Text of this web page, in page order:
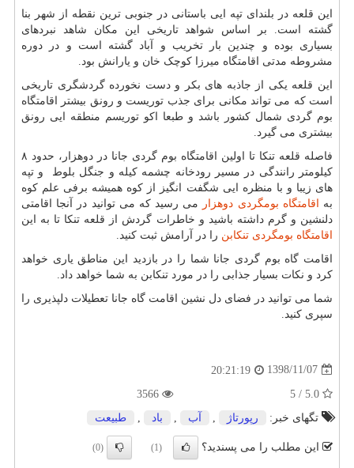
این قلعه در بلندای تپه ایی باستانی در جنوبی ترین نقطه از شهر بنا
گشته است. بر اساس شواهد تاریخی این مکان شاهد نبردهای
بسیاری بوده و چندین بار تخریب و آباد گشته است و در دوره
مشروطه مدتی اقامتگاه میرزا کوچک خان و یارانش بود.
این قلعه یکی از جاذبه های بکر و دست نخورده گردشگری تاریخی
است که می تواند مکانی برای جذب توریست و رونق بیشتر اقامتگاه
بوم گردی شمال کشور باشد و طبعا اکو توریسم منطقه ایی رونق
بیشتری می گیرد.
فاصله قلعه تنکا تا اولین اقامتگاه بوم گردی جانا در دوهزار، حدود ۸
کیلومتر رانندگی در مسیر رودخانه چشمه کیله و جنگل بلوط و تپه
های زیبا و با منظره ایی شگفت انگیز از کوه همیشه برفی علم کوه
به
اقامتگاه بومگردی دوهزار
می رسید که می توانید در آنجا اقامتی
دلنشین و گرم داشته باشید و خاطرات گردش از قلعه تنکا تا به این
اقامتگاه بومگردی تنکابن را در آرامش ثبت کنید.
اقامت گاه بوم گردی جانا شما را در بازدید این مناطق یاری خواهد
کرد و نکات بسیار جذابی را در مورد تنکابن به شما خواهد داد.
شما می توانید در فضای دل نشین اقامت گاه جانا تعطیلات دلپذیری را
سپری کنید.
1398/11/07
20:21:19
تگهای خبر:
رپورتاژ آب باد طبیعت
این مطلب را می پسندید؟ (1)
(0)